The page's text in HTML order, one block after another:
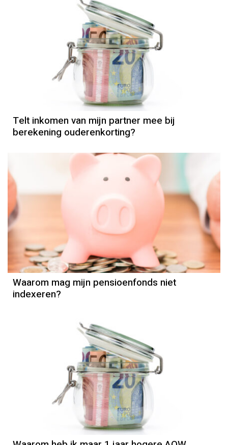
AOW
Telt inkomen van mijn partner mee bij
berekening ouderenkorting?
Pensioen
Waarom mag mijn pensioenfonds niet
indexeren?
AOW